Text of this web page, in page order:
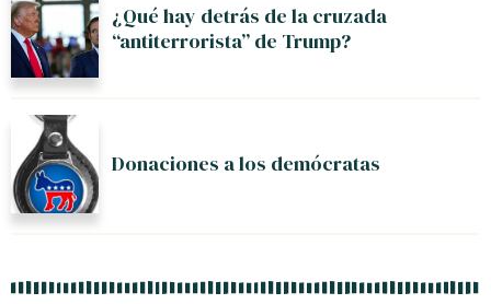
¿Qué hay detrás de la cruzada
“antiterrorista” de Trump?
Donaciones a los demócratas